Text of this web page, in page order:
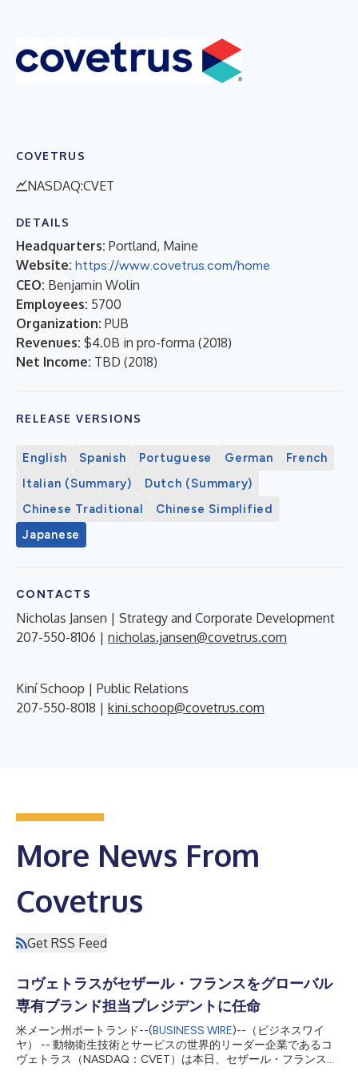
COVETRUS
NASDAQ:CVET
DETAILS
Headquarters: Portland, Maine
Website: https://www.covetrus.com/home
CEO: Benjamin Wolin
Employees: 5700
Organization: PUB
Revenues: $4.0B in pro-forma (2018)
Net Income: TBD (2018)
RELEASE VERSIONS
English Spanish Portuguese German
French
Italian (Summary)
Dutch (Summary)
Chinese Traditional
Chinese Simplified
Japanese
CONTACTS
Nicholas Jansen | Strategy and Corporate Development
207-550-8106 | nicholas.jansen@covetrus.com
Kiní Schoop | Public Relations
207-550-8018 | kini.schoop@covetrus.com
More News From
Covetrus
Get RSS Feed
コヴェトラスがセザール・フランスをグローバル
専有ブランド担当プレジデントに任命
米メーン州ポートランド--(BUSINESS WIRE)--（ビジネスワイ
ヤ） -- 動物衛生技術とサービスの世界的リーダー企業であるコ
ヴェトラス（NASDAQ：CVET）は本日、セザール・フランスを